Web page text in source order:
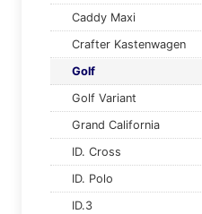
Caddy Maxi
Crafter Kastenwagen
Golf
Golf Variant
Grand California
ID. Cross
ID. Polo
ID.3